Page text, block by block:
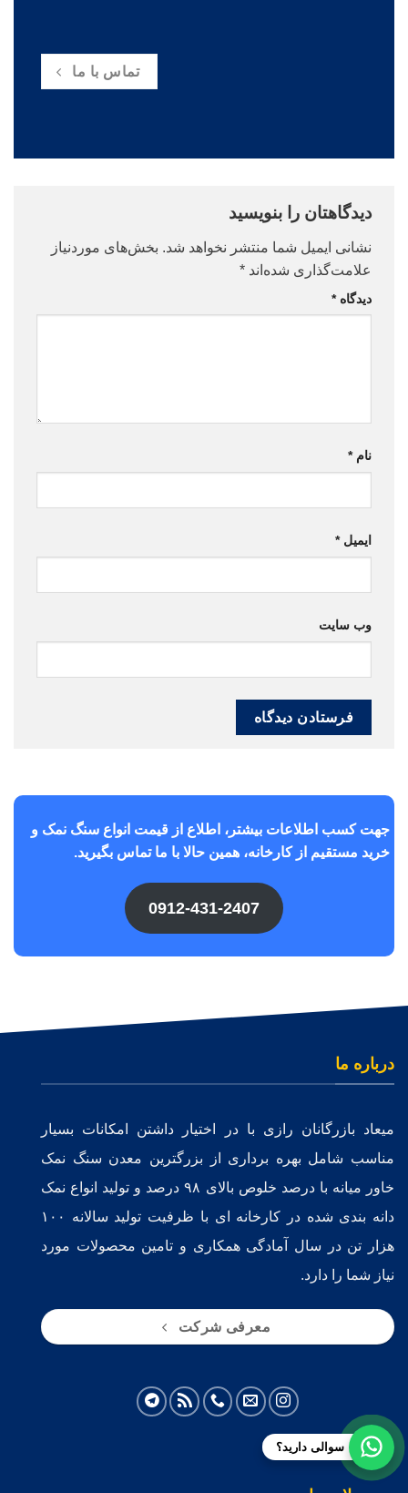
تماس با ما
دیدگاهتان را بنویسید
نشانی ایمیل شما منتشر نخواهد شد. بخش‌های موردنیاز
علامت‌گذاری شده‌اند *
دیدگاه*
نام*
ایمیل*
وب‌ سایت
جهت کسب اطلاعات بیشتر، اطلاع از قیمت انواع سنگ نمک و
خرید مستقیم از کارخانه، همین حالا با ما تماس بگیرید.
0912-431-2407
درباره ما
میعاد بازرگانان رازی با در اختیار داشتن امکانات بسیار
مناسب شامل بهره برداری از بزرگترین معدن سنگ نمک
خاور میانه با درصد خلوص بالای ۹۸ درصد و تولید انواع نمک
دانه بندی شده در کارخانه ای با ظرفیت تولید سالانه ۱۰۰
هزار تن در سال آمادگی همکاری و تامین محصولات مورد
نیاز شما را دارد.
معرفی شرکت
سوالی دارید؟